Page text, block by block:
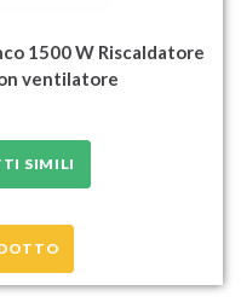
1500 W Riscaldatore
ventilatore
SIMILI